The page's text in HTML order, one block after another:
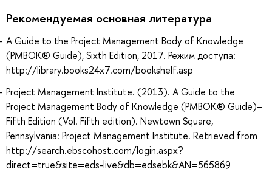
Рекомендуемая основная литература
A Guide to the Project Management Body of Knowledge
(PMBOK® Guide), Sixth Edition, 2017. Режим доступа:
http://library.books24x7.com/bookshelf.asp
Project Management Institute. (2013). A Guide to the
Project Management Body of Knowledge (PMBOK® Guide)–
Fifth Edition (Vol. Fifth edition). Newtown Square,
Pennsylvania: Project Management Institute. Retrieved from
http://search.ebscohost.com/login.aspx?
direct=true&site=eds-live&db=edsebk&AN=565869